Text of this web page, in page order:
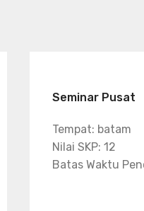
Seminar Pusat
Tempat: batam
Nilai SKP: 12
Batas Waktu